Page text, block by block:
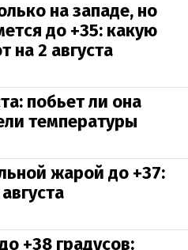
на западе, но
до +35: какую
на 2 августа
побьет ли она
температуры
жарой до +37:
+38 градусов: